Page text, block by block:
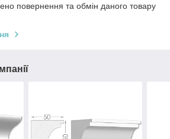
повернення та обмін даного товару